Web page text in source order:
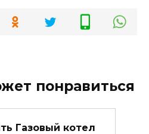
понравиться
Газовый котел